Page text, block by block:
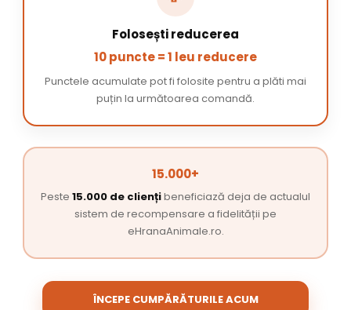
Folosești reducerea
10 puncte = 1 leu reducere
Punctele acumulate pot fi folosite pentru a plăti mai
puțin la următoarea comandă.
15.000+
Peste 15.000 de cliențibeneficiază deja de actualul
sistem de recompensare a fidelității pe
eHranaAnimale.ro.
ÎNCEPE CUMPĂRĂTURILE ACUM